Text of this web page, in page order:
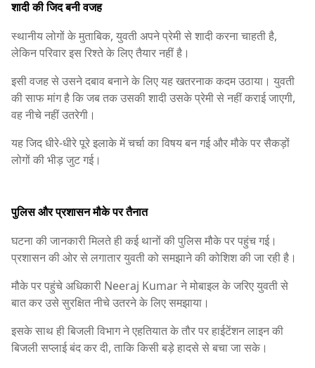
शादी की जिद बनी वजह
स्थानीय लोगों के मुताबिक, युवती अपने प्रेमी से शादी करना चाहती है,
लेकिन परिवार इस रिश्ते के लिए तैयार नहीं है।
इसी वजह से उसने दबाव बनाने के लिए यह खतरनाक कदम उठाया। युवती
की साफ मांग है कि जब तक उसकी शादी उसके प्रेमी से नहीं कराई जाएगी,
वह नीचे नहीं उतरेगी।
यह जिद धीरे-धीरे पूरे इलाके में चर्चा का विषय बन गई और मौके पर सैकड़ों
लोगों की भीड़ जुट गई।
पुलिस और प्रशासन मौके पर तैनात
घटना की जानकारी मिलते ही कई थानों की पुलिस मौके पर पहुंच गई।
प्रशासन की ओर से लगातार युवती को समझाने की कोशिश की जा रही है।
मौके पर पहुंचे अधिकारी Neeraj Kumarने मोबाइल के जरिए युवती से
बात कर उसे सुरक्षित नीचे उतरने के लिए समझाया।
इसके साथ ही बिजली विभाग ने एहतियात के तौर पर हाईटेंशन लाइन की
बिजली सप्लाई बंद कर दी, ताकि किसी बड़े हादसे से बचा जा सके।